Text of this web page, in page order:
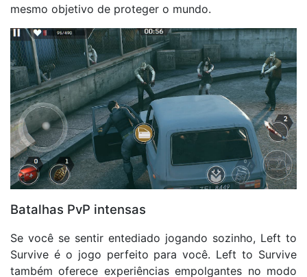
mesmo objetivo de proteger o mundo.
Batalhas PvP intensas
Se você se sentir entediado jogando sozinho, Left to
Survive é o jogo perfeito para você. Left to Survive
também oferece experiências empolgantes no modo